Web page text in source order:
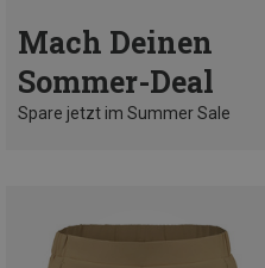
Mach Deinen
Sommer-Deal
Spare jetzt im Summer Sale